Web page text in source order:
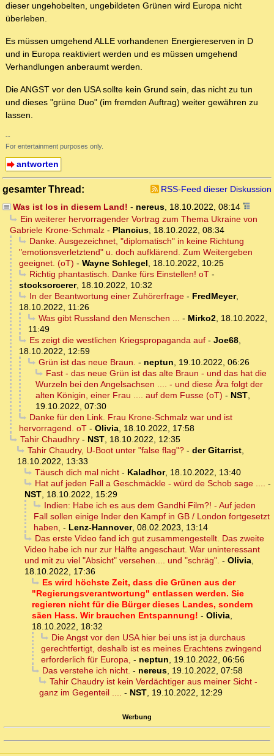
dieser ungehobelten, ungebildeten Grünen wird Europa nicht
überleben.
Es müssen umgehend ALLE vorhandenen Energiereserven in D
und in Europa reaktiviert werden und es müssen umgehend
Verhandlungen anberaumt werden.
Die ANGST vor den USA sollte kein Grund sein, das nicht zu tun
und dieses "grüne Duo" (im fremden Auftrag) weiter gewähren zu
lassen.
--
For entertainment purposes only.
antworten
gesamter Thread:
RSS-Feed dieser Diskussion
Was ist los in diesem Land! - nereus, 18.10.2022, 08:14
Ein weiterer hervorragender Vortrag zum Thema Ukraine von
Gabriele Krone-Schmalz - Plancius, 18.10.2022, 08:34
Danke. Ausgezeichnet, "diplomatisch" in keine Richtung
"emotionsverletztend" u. doch aufklärend. Zum Weitergeben
geeignet. (oT) - Wayne Schlegel, 18.10.2022, 10:25
Richtig phantastisch. Danke fürs Einstellen! oT-
stocksorcerer, 18.10.2022, 10:32
In der Beantwortung einer Zuhörerfrage- FredMeyer,
18.10.2022, 11:26
Was gibt Russland den Menschen ... - Mirko2, 18.10.2022,
11:49
Es zeigt die westlichen Kriegspropaganda auf- Joe68,
18.10.2022, 12:59
Grün ist das neue Braun. - neptun, 19.10.2022, 06:26
Fast - das neue Grün ist das alte Braun - und das hat die
Wurzeln bei den Angelsachsen .... - und diese Ära folgt der
alten Königin, einer Frau .... auf dem Fusse (oT) - NST,
19.10.2022, 07:30
Danke für den Link. Frau Krone-Schmalz war und ist
hervorragend. oT - Olivia, 18.10.2022, 17:58
Tahir Chaudhry- NST, 18.10.2022, 12:35
Tahir Chaudry, U-Boot unter "false flag"?- der Gitarrist,
18.10.2022, 13:33
Täusch dich mal nicht- Kaladhor, 18.10.2022, 13:40
Hat auf jeden Fall a Geschmäckle - würd de Schob sage .... -
NST, 18.10.2022, 15:29
Indien: Habe ich es aus dem Gandhi Film?! - Auf jeden
Fall sollen einige Inder den Kampf in GB / London fortgesetzt
haben, - Lenz-Hannover, 08.02.2023, 13:14
Das erste Video fand ich gut zusammengestellt. Das zweite
Video habe ich nur zur Hälfte angeschaut. War uninteressant
und mit zu viel "Absicht" versehen.... und "schräg". - Olivia,
18.10.2022, 17:36
Es wird höchste Zeit, dass die Grünen aus der
"Regierungsverantwortung" entlassen werden. Sie
regieren nicht für die Bürger dieses Landes, sondern
säen Hass. Wir brauchen Entspannung! - Olivia,
18.10.2022, 18:32
Die Angst vor den USA hier bei uns ist ja durchaus
gerechtfertigt, deshalb ist es meines Erachtens zwingend
erforderlich für Europa, - neptun, 19.10.2022, 06:56
Das verstehe ich nicht. - nereus, 19.10.2022, 07:58
Tahir Chaudry ist kein Verdächtiger aus meiner Sicht -
ganz im Gegenteil .... - NST, 19.10.2022, 12:29
Werbung